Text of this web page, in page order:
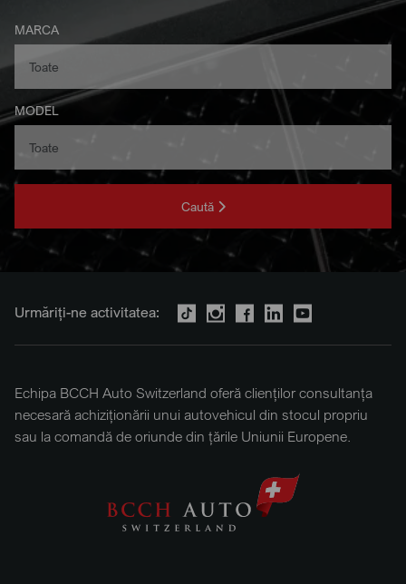
MARCA
MODEL
Caută
Urmăriți-ne activitatea:
Echipa BCCH Auto Switzerland oferă clienților consultanța
necesară achiziționării unui autovehicul din stocul propriu
sau la comandă de oriunde din țările Uniunii Europene.